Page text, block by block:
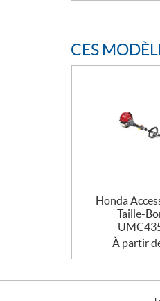
CES
Honda
Taille-
À partir